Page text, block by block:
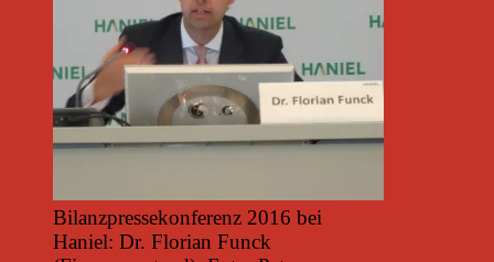
Bilanzpressekonferenz 2016 bei
Haniel: Dr. Florian Funck